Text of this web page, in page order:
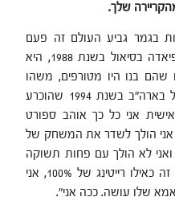
שלך.
בגמר גביע העולם זה פעם
בחיים. תמיד תישאר בזיכרוני האולימפיאדה בסיאול בשנת 1988, היא
בנו היו מטורפים, משהו
שלא אשכח לעולם. גם גמר המונדיאל בארה"ב בשנת 1994 שהוכרע
אני כל כך אוהב ספורט
אני הולך לשדר את המשחק של
ואני לא הולך עם פחות תשוקה
מאשר לדרבי תל אביבי נניח. מבחינתי זה כאילו רייטינג של 100%, אני
שלו עושה. ככה אני".